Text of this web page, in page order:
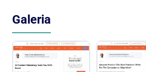
Galeria